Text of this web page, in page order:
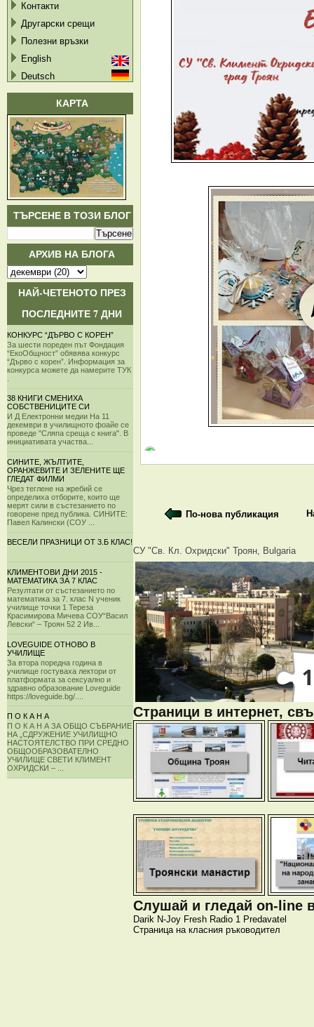
Контакти
Другарски срещи
Полезни връзки
English
Deutsch
КАРТА
ТЪРСЕНЕ В ТОЗИ БЛОГ
АРХИВ НА БЛОГА
НАЙ-ЧЕТЕНОТО ПРЕЗ
ПОСЛЕДНИТЕ 7 ДНИ
КОНКУРС “ДЪРВО С КОРЕН”
За шести пореден път Фондация
“ЕкоОбщност” обявява конкурс
“Дърво с корен”. Информация за
конкурса можете да намерите ТУК
38 КНИГИ СМЕНИХА
СОБСТВЕНИЦИТЕ СИ
И Д Електронни медии На 11
декември в училищното фоайе се
проведе "Сляпа среща с книга". В
инициативата участва...
СИНИТЕ, ЖЪЛТИТЕ,
ОРАНЖЕВИТЕ И ЗЕЛЕНИТЕ ЩЕ
ГЛЕДАТ ФИЛМИ
Чрез теглене на жребий се
определиха отборите, които ще
мерят сили в състезанието по
говорене пред публика. СИНИТЕ:
Павел Калински (СОУ ...
ВЕСЕЛИ ПРАЗНИЦИ ОТ 3.Б КЛАС!
КЛИМЕНТОВИ ДНИ 2015 -
МАТЕМАТИКА ЗА 7 КЛАС
Резултати от състезанието по
математика за 7. клас N ученик
училище точки 1 Тереза
Красимирова Мичева СОУ“Васил
Левски“ – Троян 52 2 Ив...
LOVEGUIDE ОТНОВО В
УЧИЛИЩЕ
За втора поредна година в
училище гостуваха лектори от
платформата за сексуално и
здравно образование Loveguide
https://loveguide.bg/....
П О К А Н А
П О К А Н А ЗА ОБЩО СЪБРАНИЕ
НА „СДРУЖЕНИЕ УЧИЛИЩНО
НАСТОЯТЕЛСТВО ПРИ СРЕДНО
ОБЩООБРАЗОВАТЕЛНО
УЧИЛИЩЕ СВЕТИ КЛИМЕНТ
ОХРИДСКИ – ...
По-нова публикация
СУ "Св. Кл. Охридски" Троян, Bulgaria
Страници в интернет,
Слушай и гледай on-line
Darik N-Joy Fresh Radio 1 Predavatel
Страница на класния ръководител